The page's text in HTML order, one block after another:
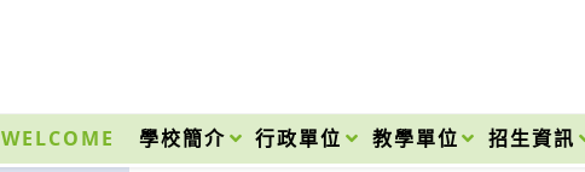
WELCOME 學校簡介 行政單位 教學單位 招生資訊